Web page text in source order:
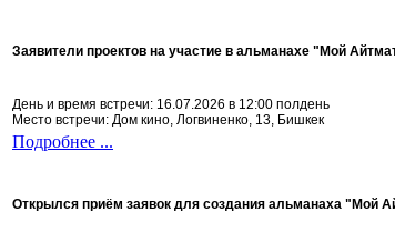
Заявители проектов на участие в альманахе "Мой
День и время встречи: 16.07.2026 в 12:00 полдень
Место встречи: Дом кино, Логвиненко, 13, Бишкек
Подробнее ...
Открылся приём заявок для создания альманаха "Мой